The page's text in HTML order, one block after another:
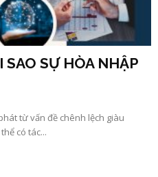
SỰ HÒA NHẬP
từ vấn đề chênh lệch giàu
có tác...